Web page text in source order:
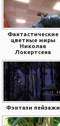
Фантастические
цветные миры
Николая
Локертсена
Фэнтази пейзажи